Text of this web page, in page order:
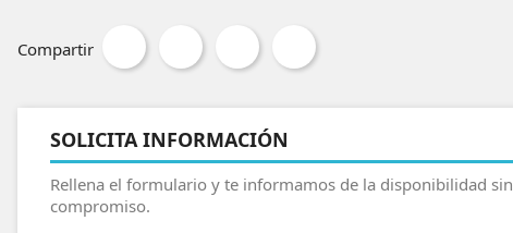
Compartir
SOLICITA INFORMACIÓN
Rellena el formulario y te informamos de la disponibilidad sin
compromiso.